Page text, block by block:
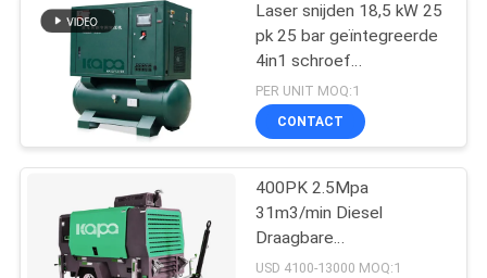
VSD-
Luchtcompressor
19
Laser snijden 18,5 kW 25
pk 25 bar geïntegreerde
4in1 schroef
luchtcompressor
PER UNIT MOQ:1
CONTACT
400PK 2.5Mpa
31m3/min Diesel
Draagbare
Luchtcompressor
USD 4100-13000 MOQ:1